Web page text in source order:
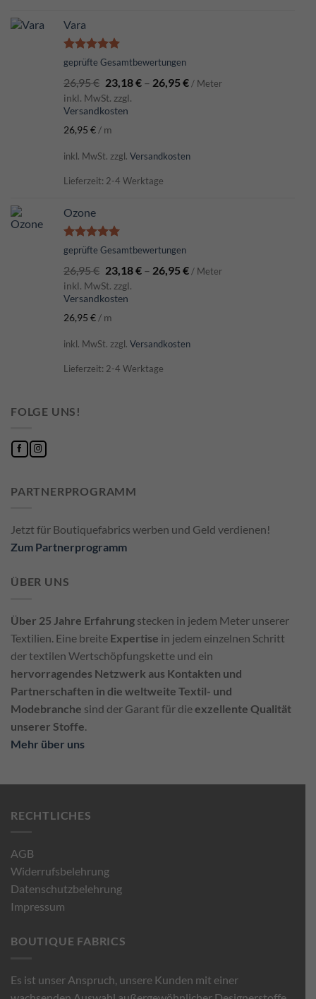
Vara
Bewertet
mit
von 5
geprüfte Gesamtbewertungen
26,95€ 23,18€– 26,95€ / Meter
inkl. MwSt. zzgl.
Versandkosten
26,95 € / m
inkl. MwSt. zzgl. Versandkosten
Lieferzeit: 2-4 Werktage
Ozone
Bewertet
von 5
geprüfte Gesamtbewertungen
26,95€ 23,18€– 26,95€ / Meter
inkl. MwSt. zzgl.
Versandkosten
26,95 € / m
inkl. MwSt. zzgl. Versandkosten
Lieferzeit: 2-4 Werktage
FOLGE UNS!
PARTNERPROGRAMM
Jetzt für Boutiquefabrics werben und Geld verdienen!
Zum Partnerprogramm
ÜBER UNS
Über 25 Jahre Erfahrung stecken in jedem Meter unserer
Textilien. Eine breite Expertise in jedem einzelnen Schritt
der textilen Wertschöpfungskette und ein
hervorragendes Netzwerk aus Kontakten und
Partnerschaften in die weltweite Textil- und
Modebranche sind der Garant für dieexzellente Qualität
unserer Stoffe.
Mehr über uns
RECHTLICHES
AGB
Widerrufsbelehrung
Datenschutzbelehrung
Impressum
BOUTIQUE FABRICS
Es ist unser Anspruch, unsere Kunden mit einer